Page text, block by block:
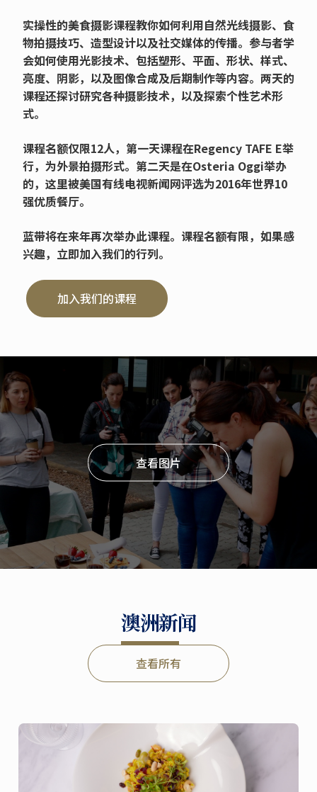
实操性的美食摄影课程教你如何利用自然光线摄影、食
物拍摄技巧、造型设计以及社交媒体的传播。参与者学
会如何使用光影技术、包括塑形、平面、形状、样式、
亮度、阴影，以及图像合成及后期制作等内容。两天的
课程还探讨研究各种摄影技术，以及探索个性艺术形
式。
课程名额仅限12人，第一天课程在Regency TAFE E举
行，为外景拍摄形式。第二天是在Osteria Oggi举办
的，这里被美国有线电视新闻网评选为2016年世界10
强优质餐厅。
蓝带将在来年再次举办此课程。课程名额有限，如果感
兴趣，立即加入我们的行列。
加入我们的课程
查看图片
澳洲新闻
查看所有